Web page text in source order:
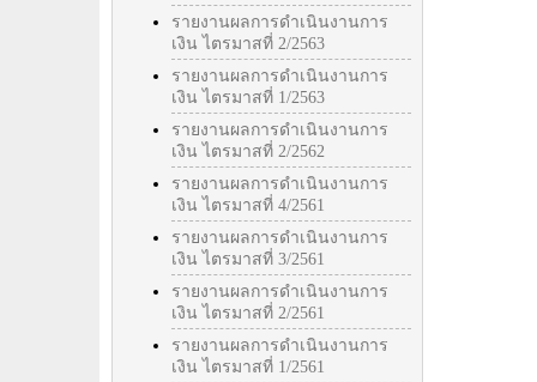
รายงานผลการดำเนินงานการ
เงิน ไตรมาสที่ 2/2563
รายงานผลการดำเนินงานการ
เงิน ไตรมาสที่ 1/2563
รายงานผลการดำเนินงานการ
เงิน ไตรมาสที่ 2/2562
รายงานผลการดำเนินงานการ
เงิน ไตรมาสที่ 4/2561
รายงานผลการดำเนินงานการ
เงิน ไตรมาสที่ 3/2561
รายงานผลการดำเนินงานการ
เงิน ไตรมาสที่ 2/2561
รายงานผลการดำเนินงานการ
เงิน ไตรมาสที่ 1/2561